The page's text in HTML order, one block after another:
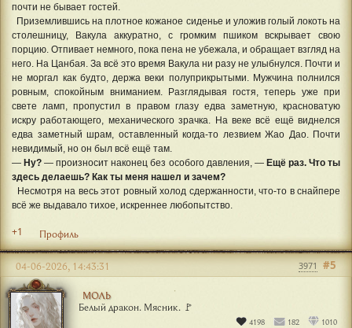
почти не бывает гостей.
Приземлившись на плотное кожаное сиденье и уложив голый локоть на
столешницу, Вакула аккуратно, с громким пшиком вскрывает свою
порцию. Отпивает немного, пока пена не убежала, и обращает взгляд на
него. На Цанбая. За всё это время Вакула ни разу не улыбнулся. Почти и
не моргал как будто, держа веки полуприкрытыми. Мужчина полнился
ровным, спокойным вниманием. Разглядывая гостя, теперь уже при
свете ламп, пропустил в правом глазу едва заметную, красноватую
искру работающего, механического зрачка. На веке всё ещё виднелся
едва заметный шрам, оставленный когда-то лезвием Жао Дао. Почти
невидимый, но он был всё ещё там.
— Ну?— произносит наконец без особого давления, — Ещё раз. Что ты
здесь делаешь? Как ты меня нашел и зачем?
Несмотря на весь этот ровный холод сдержанности, что-то в снайпере
всё же выдавало тихое, искреннее любопытство.
+1 Профиль
МОЛЬ
Белый дракон. Мясник. 🚩
4198 182 1010
#5
04-06-2026, 14:43:31 3971